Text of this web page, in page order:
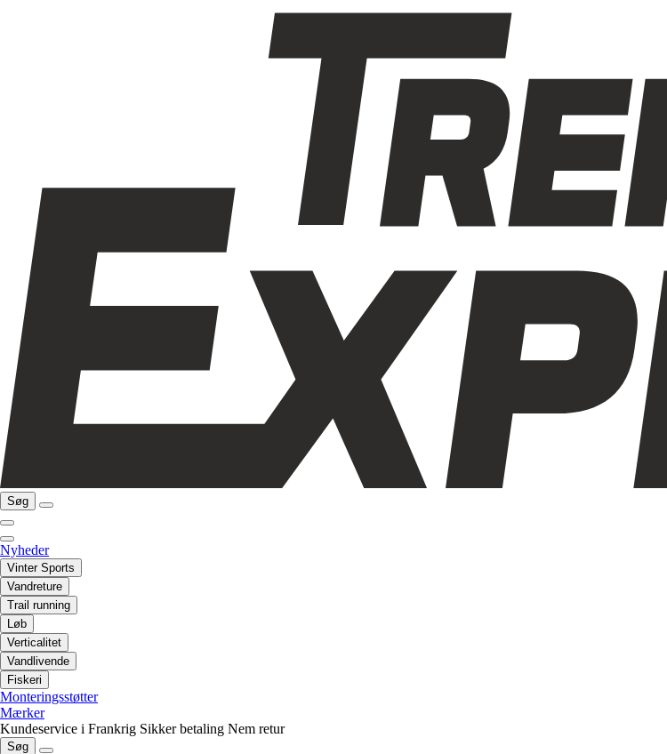
Søg
Nyheder
Vinter Sports
Vandreture
Trail running
Løb
Verticalitet
Vandlivende
Fiskeri
Monteringsstøtter
Mærker
Kundeservice i Frankrig Sikker betaling Nem retur
Søg